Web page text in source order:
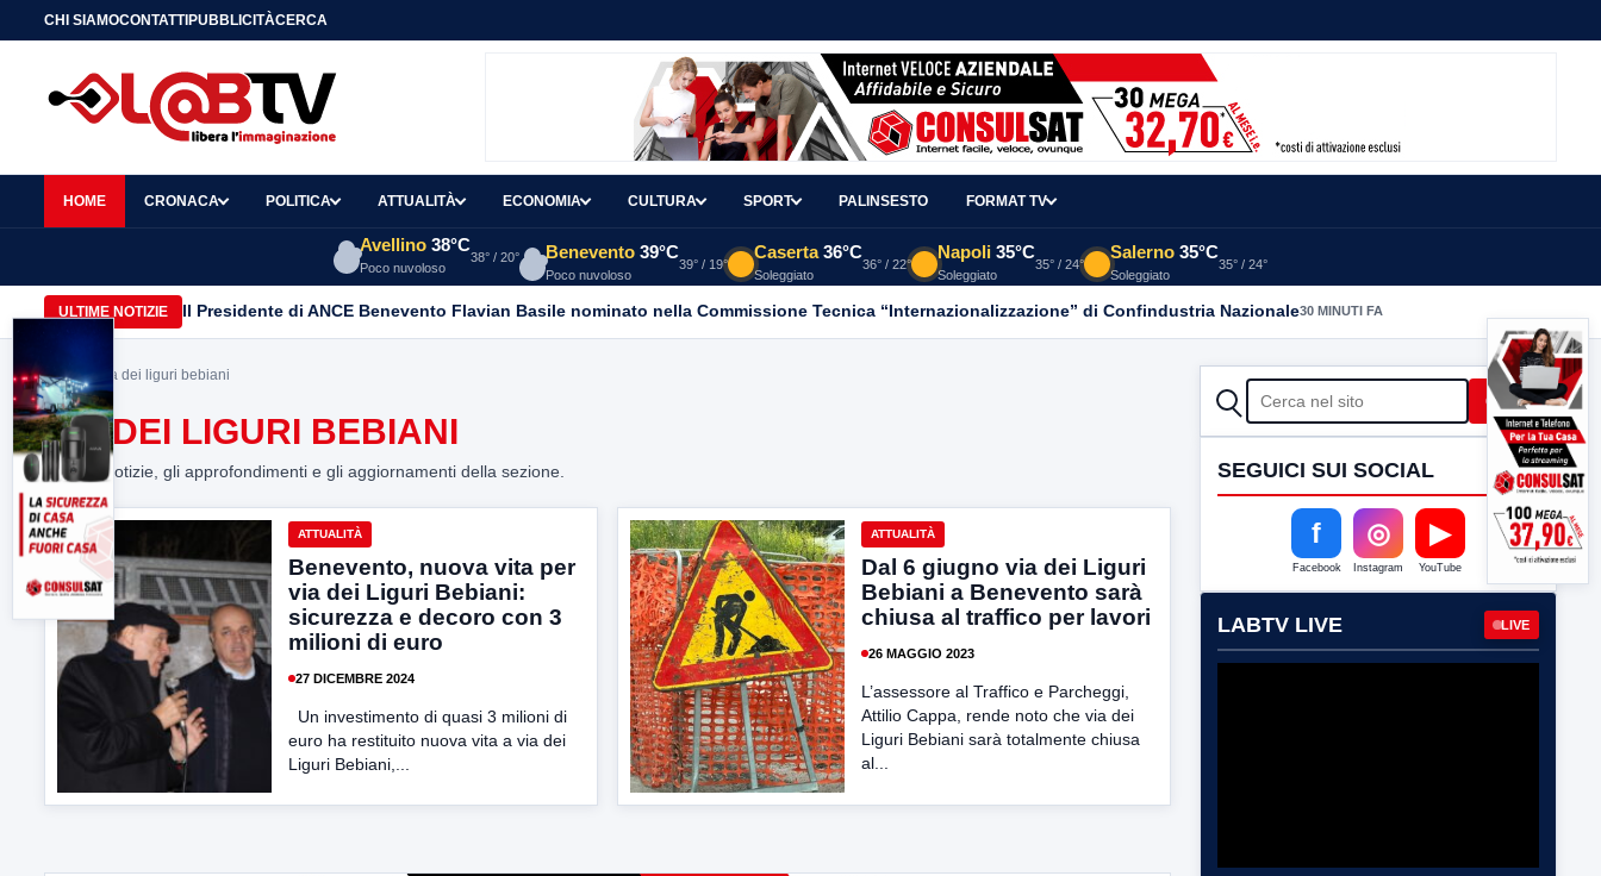
CHI SIAMOCONTATTIPUBBLICITÀCERCA
HOME CRONACA POLITICA ATTUALITÀ ECONOMIA CULTURA SPORT PALINSESTO FORMAT TV
Avellino 38°C
Poco nuvoloso
38° / 20° Benevento 39°C
Poco nuvoloso
39° / 19°
Caserta 36°C
Soleggiato
36° / 22°
Napoli 35°C
Soleggiato
35° / 24°
Salerno 35°C
Soleggiato
35° / 24°
ULTIME NOTIZIE Il Presidente di ANCE Benevento Flavian Basile nominato nella Commissione Tecnica “Internazionalizzazione” di Confindustria Nazionale30 MINUTI FA
Home> via dei liguri bebiani
VIA DEI LIGURI BEBIANI
Tutte le notizie, gli approfondimenti e gli aggiornamenti della sezione.
ATTUALITÀ
Benevento, nuova vita per
via dei Liguri Bebiani:
sicurezza e decoro con 3
milioni di euro
27 DICEMBRE 2024
Un investimento di quasi 3 milioni di
euro ha restituito nuova vita a via dei
Liguri Bebiani,...
ATTUALITÀ
Dal 6 giugno via dei Liguri
Bebiani a Benevento sarà
chiusa al traffico per lavori
26 MAGGIO 2023
L’assessore al Traffico e Parcheggi,
Attilio Cappa, rende noto che via dei
Liguri Bebiani sarà totalmente chiusa
al...
CERCA Cerca
SEGUICI SUI SOCIAL
f
Facebook
◎
Instagram
▶
YouTube
LABTV LIVE LIVE